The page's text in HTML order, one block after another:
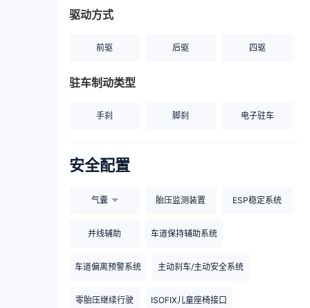
驱动方式
前驱 后驱 四驱
驻车制动类型
手刹 脚刹 电子驻车
安全配置
气囊 胎压监测装置 ESP稳定系统
并线辅助 车道保持辅助系统
车道偏离预警系统 主动刹车/主动安全系统
零胎压继续行驶 ISOFIX儿童座椅接口